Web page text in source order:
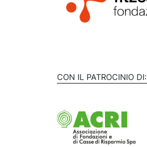
CON IL PATROCINIO DI: